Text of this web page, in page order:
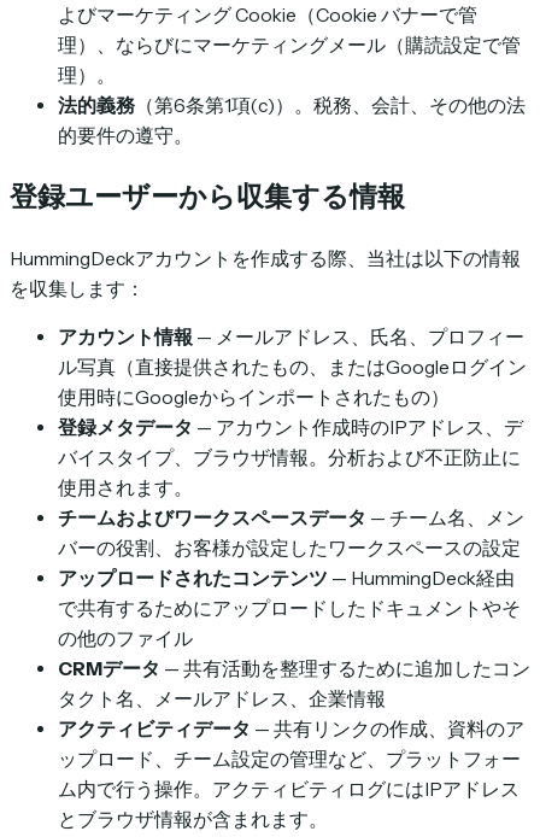
よびマーケティング Cookie（Cookie バナーで管
理）、ならびにマーケティングメール（購読設定で管
理）。
法的義務 （第6条第1項(c)）。税務、会計、その他の法
的要件の遵守。
登録ユーザーから収集する情報
HummingDeckアカウントを作成する際、当社は以下の情報
を収集します：
アカウント情報 — メールアドレス、氏名、プロフィー
ル写真（直接提供されたもの、またはGoogleログイン
使用時にGoogleからインポートされたもの）
登録メタデータ — アカウント作成時のIPアドレス、デ
バイスタイプ、ブラウザ情報。分析および不正防止に
使用されます。
チームおよびワークスペースデータ — チーム名、メン
バーの役割、お客様が設定したワークスペースの設定
アップロードされたコンテンツ — HummingDeck経由
で共有するためにアップロードしたドキュメントやそ
の他のファイル
CRMデータ — 共有活動を整理するために追加したコン
タクト名、メールアドレス、企業情報
アクティビティデータ — 共有リンクの作成、資料のア
ップロード、チーム設定の管理など、プラットフォー
ム内で行う操作。アクティビティログにはIPアドレス
とブラウザ情報が含まれます。